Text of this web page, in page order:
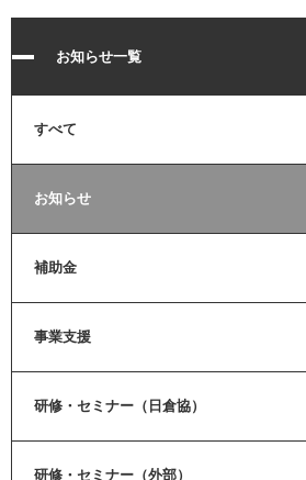
事業計画書（BCP）
トラック・物流Gメンよろず相談室
お知らせ一覧
すべて
お知らせ
補助金
事業支援
研修・セミナー（日倉協）
研修・セミナー（外部）